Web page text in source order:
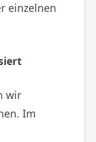
einzelnen
wir
Im